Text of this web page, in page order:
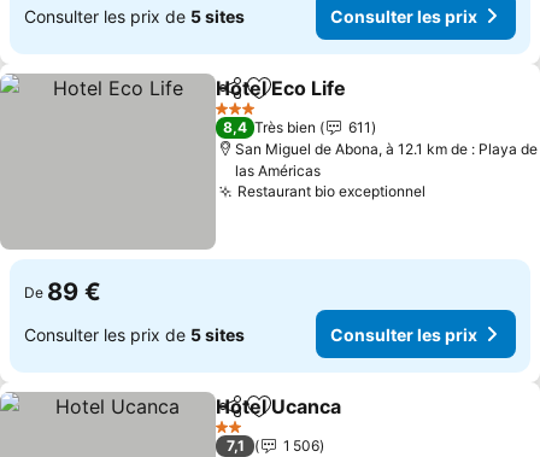
Consulter les prix de 5 sites Consulter les prix
PartagerAjouter à mes favoris
Hotel Eco Life
3 Étoiles
8,4 Très bien
611
San Miguel de Abona, à 12.1 km de : Playa de
las Américas
Restaurant bio exceptionnel
De 89 €
Consulter les prix de 5 sites Consulter les prix
PartagerAjouter à mes favoris
Hotel Ucanca
2 Étoiles
7,1
1 506